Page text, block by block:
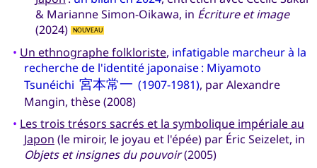
& Marianne Simon-Oikawa, in Écriture et image
(2024)
NOUVEAU
• Un ethnographe folkloriste, infatigable marcheur à la
recherche de l'identité japonaise : Miyamoto
Tsunéichi 宮本常一 (1907-1981), par Alexandre
Mangin, thèse (2008)
• Les trois trésors sacrés et la symbolique impériale au
Japon (le miroir, le joyau et l'épée) par Éric Seizelet, in
Objets et insignes du pouvoir(2005)